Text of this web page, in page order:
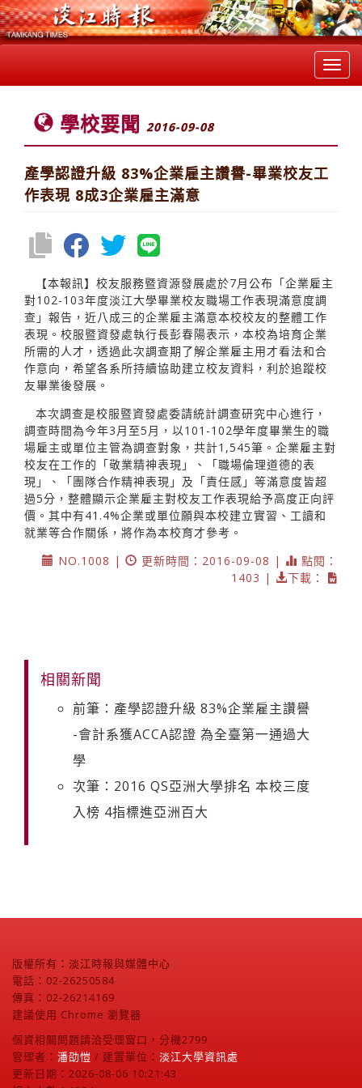
學校要聞 2016-09-08
產學認證升級 83%企業雇主讚譽-畢業校友工
作表現 8成3企業雇主滿意
【本報訊】校友服務暨資源發展處於7月公布「企業雇主
對102-103年度淡江大學畢業校友職場工作表現滿意度調
查」報告，近八成三的企業雇主滿意本校校友的整體工作
表現。校服暨資發處執行長彭春陽表示，本校為培育企業
所需的人才，透過此次調查期了解企業雇主用才看法和合
作意向，希望各系所持續協助建立校友資料，利於追蹤校
友畢業後發展。
本次調查是校服暨資發處委請統計調查研究中心進行，
調查時間為今年3月至5月，以101-102學年度畢業生的職
場雇主或單位主管為調查對象，共計1,545筆。企業雇主對
校友在工作的「敬業精神表現」、「職場倫理道德的表
現」、「團隊合作精神表現」及「責任感」等滿意度皆超
過5分，整體顯示企業雇主對校友工作表現給予高度正向評
價。其中有41.4%企業或單位願與本校建立實習、工讀和
就業等合作關係，將作為本校育才參考。
NO.1008 |
更新時間：2016-09-08 |
點閱：
1403 |
下載：
相關新聞
前筆：產學認證升級 83%企業雇主讚譽
-會計系獲ACCA認證 為全臺第一通過大
學
次筆：2016 QS亞洲大學排名 本校三度
入榜 4指標進亞洲百大
版權所有：淡江時報與媒體中心
電話：02-26250584
傳真：02-26214169
建議使用 Chrome 瀏覽器
個資相關問題請洽受理窗口，分機2799
管理者： 潘劭愷 / 建置單位： 淡江大學資訊處
更新日期：2026-08-06 10:21:43